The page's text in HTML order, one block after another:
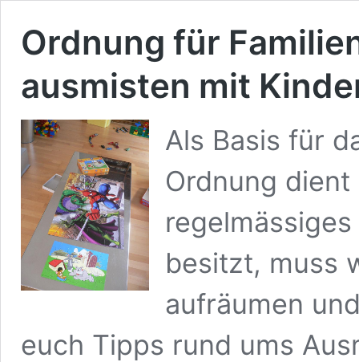
Ordnung für
ausmisten mit
Als Basis für
Ordnung
besitzt, muss
aufräumen
euch Tipps rund ums